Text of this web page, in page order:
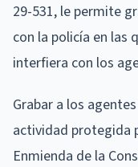
29-531, le permite
con la policía en las
interfiera con los
Grabar a los
actividad protegida
Enmienda de la